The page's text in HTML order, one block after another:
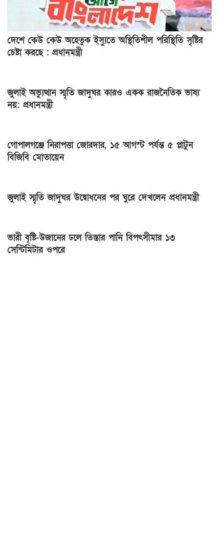
দেশে কেউ কেউ অহেতুক ইস্যুতে অস্থিতিশীল পরিস্থিতি সৃষ্টির
চেষ্টা করছে : প্রধানমন্ত্রী
জুলাই অভ্যুত্থান স্মৃতি জাদুঘর কারও একক রাজনৈতিক ভাষ্য
নয়: প্রধানমন্ত্রী
গোপালগঞ্জে নিরাপত্তা জোরদার, ১৫ আগস্ট পর্যন্ত ৫ প্লাটুন
বিজিবি মোতায়েন
জুলাই স্মৃতি জাদুঘর উদ্বোধনের পর ঘুরে দেখলেন প্রধানমন্ত্রী
ভারী বৃষ্টি-উজানের ঢলে তিস্তার পানি বিপৎসীমার ১৩
সেন্টিমিটার ওপরে